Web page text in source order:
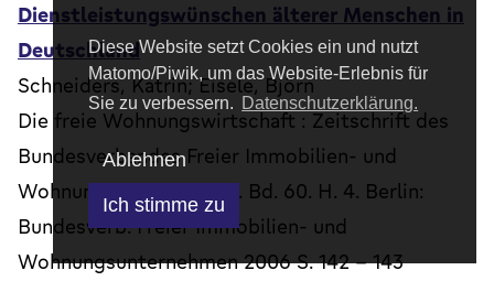
Diese Website setzt Cookies ein und nutzt
Matomo/Piwik, um das Website-Erlebnis für
Sie zu verbessern. Datenschutzerklärung.
Ablehnen
Ich stimme zu
Dienstleistungswünschen älterer Menschen in
Deutschland
Schneiders, Katrin; Eisele, Björn
Die freie Wohnungswirtschaft : Zeitschrift des
Bundesverbandes Freier Immobilien- und
Wohnungsunternehmen. Bd. 60. H. 4. Berlin:
Bundesverb. Freier Immobilien- und
Wohnungsunternehmen 2006 S. 142 - 143